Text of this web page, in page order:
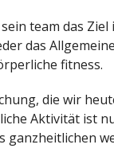
team das Ziel
das
fitness.
die wir
Aktivität ist
ganzheitlichen